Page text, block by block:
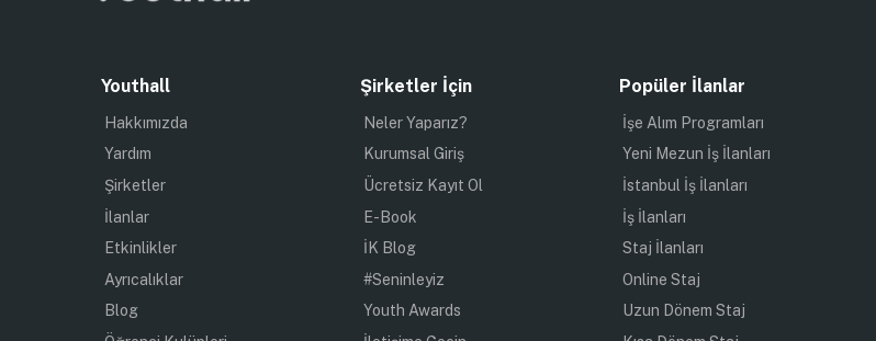
Youthall
Hakkımızda
Yardım
Şirketler
İlanlar
Etkinlikler
Ayrıcalıklar
Blog
Şirketler İçin
Neler Yaparız?
Kurumsal Giriş
Ücretsiz Kayıt Ol
E-Book
İK Blog
#Seninleyiz
Youth Awards
Popüler İlanlar
İşe Alım Programları
Yeni Mezun İş İlanları
İstanbul İş İlanları
İş İlanları
Staj İlanları
Online Staj
Uzun Dönem Staj